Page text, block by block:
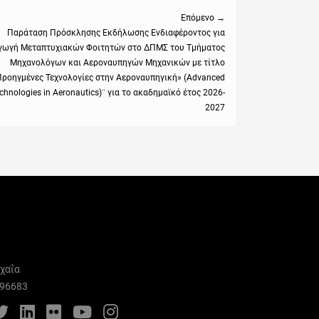
Επόμενο →
Παράταση Πρόσκλησης Εκδήλωσης Ενδιαφέροντος για
Μεταπτυχιακών Φοιτητών στο ΔΠΜΣ του Τμήματος
Μηχανολόγων και Αεροναυπηγών Μηχανικών με τίτλο
Τεχνολογίες στην Αεροναυπηγική» (Advanced
in Aeronautics)¨ για το ακαδημαϊκό έτος 2026-
2027
TwitterLinkedIn
FlickrYouTubeInstagram